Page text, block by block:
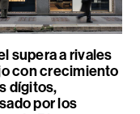
supera a rivales
con crecimiento
dígitos,
por los